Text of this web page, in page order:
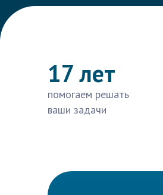
17 лет
помогаем решать
ваши задачи